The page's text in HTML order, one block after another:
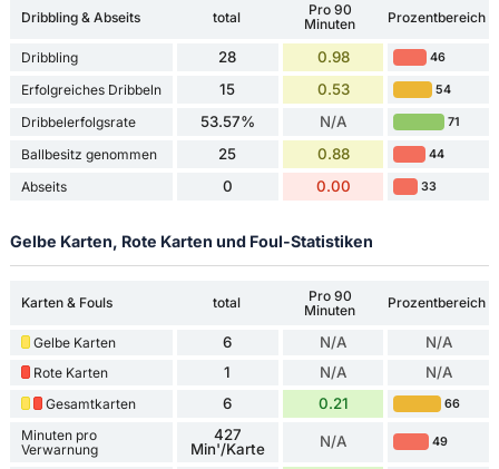
Dribbling & Abseits total
Pro 90
Minuten
Prozentbereich
Dribbling 28 0.98 46
Erfolgreiches Dribbeln 15 0.53 54
Dribbelerfolgsrate 53.57% N/A 71
Ballbesitz genommen 25 0.88 44
Abseits 0 0.00 33
Gelbe Karten, Rote Karten und Foul-Statistiken
Karten & Fouls total
Pro 90
Minuten
Prozentbereich
Gelbe Karten 6 N/A N/A
Rote Karten 1 N/A N/A
Gesamtkarten 6 0.21 66
Minuten pro
Verwarnung
427
Min'/Karte
N/A 49